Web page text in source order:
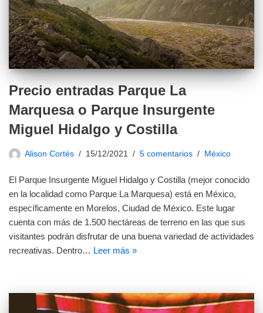
Precio entradas Parque La
Marquesa o Parque Insurgente
Miguel Hidalgo y Costilla
Alison Cortés 15/12/2021 5 comentarios México
El Parque Insurgente Miguel Hidalgo y Costilla (mejor conocido
en la localidad como Parque La Marquesa) está en México,
específicamente en Morelos, Ciudad de México. Este lugar
cuenta con más de 1.500 hectáreas de terreno en las que sus
visitantes podrán disfrutar de una buena variedad de actividades
recreativas. Dentro… Leer más »